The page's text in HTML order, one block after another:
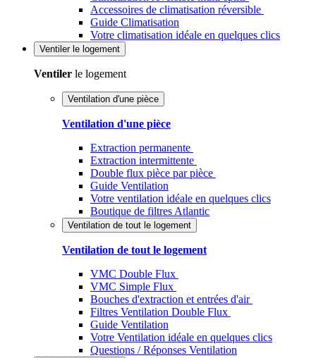
Accessoires de climatisation réversible
Guide Climatisation
Votre climatisation idéale en quelques clics
Ventiler le logement
Ventiler le logement
Ventilation d'une pièce
Ventilation d'une pièce
Extraction permanente
Extraction intermittente
Double flux pièce par pièce
Guide Ventilation
Votre ventilation idéale en quelques clics
Boutique de filtres Atlantic
Ventilation de tout le logement
Ventilation de tout le logement
VMC Double Flux
VMC Simple Flux
Bouches d'extraction et entrées d'air
Filtres Ventilation Double Flux
Guide Ventilation
Votre Ventilation idéale en quelques clics
Questions / Réponses Ventilation